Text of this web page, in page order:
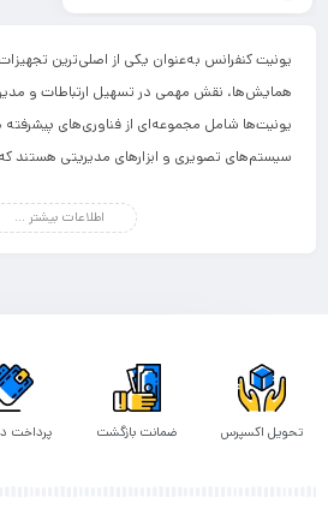
تماس
با ما
یونیت کنفرانس به‌عنوان یکی از اصلی‌ترین
همایش‌ها، نقش مهمی در تسهیل ارتباطات و
یونیت‌ها شامل مجموعه‌ای از فناوری‌های پیشرفته
سیستم‌های تصویری و ابزارهای مدیریتی هستند
یکی از مهم‌ترین دلایل استفاده از یونیت سالن
شرکت‌کنندگان است. این یونیت‌ها با ارائه
بلندگوهای باکیفیت، صدا را به صورت یکنواخت
اطلاعات بیشتر ...
تحویل اکسپرس ضمانت بازگشت پرداخت